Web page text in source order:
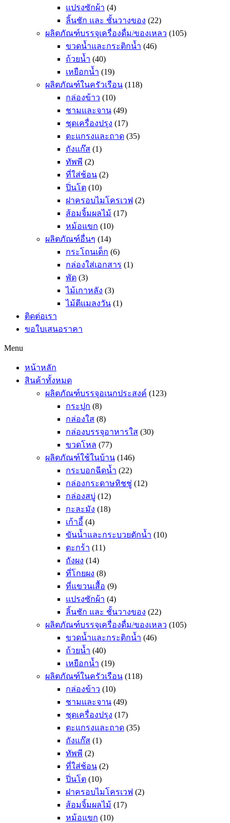
แปรงซักผ้า (4)
ลิ้นชัก และ ชั้นวางของ (22)
ผลิตภัณฑ์บรรจุเครื่องดื่ม/ของเหลว (105)
ขวดน้ำและกระติกน้ำ (46)
ถ้วยน้ำ (40)
เหยือกน้ำ (19)
ผลิตภัณฑ์ในครัวเรือน (118)
กล่องข้าว (10)
ชามและจาน (49)
ชุดเครื่องปรุง (17)
ตะแกรงและถาด (35)
ถังแก๊ส (1)
ทัพพี (2)
ที่ใส่ช้อน (2)
ปิ่นโต (10)
ฝาครอบไมโครเวฟ (2)
ส้อมจิ้มผลไม้ (17)
หม้อแขก (10)
ผลิตภัณฑ์อื่นๆ (14)
กระโถนเด็ก (6)
กล่องใส่เอกสาร (1)
พัด (3)
ไม้เกาหลัง (3)
ไม้ตีแมลงวัน (1)
ติดต่อเรา
ขอใบเสนอราคา
Menu
หน้าหลัก
สินค้าทั้งหมด
ผลิตภัณฑ์บรรจุอเนกประสงค์ (123)
กระปุก (8)
กล่องใส (8)
กล่องบรรจุอาหารใส (30)
ขวดโหล (77)
ผลิตภัณฑ์ใช้ในบ้าน (146)
กระบอกฉีดน้ำ (22)
กล่องกระดาษทิชชู่ (12)
กล่องสบู่ (12)
กะละมัง (18)
เก้าอี้ (4)
ขันน้ำและกระบวยตักน้ำ (10)
ตะกร้า (11)
ถังผง (14)
ที่โกยผง (8)
ที่แขวนเสื้อ (9)
แปรงซักผ้า (4)
ลิ้นชัก และ ชั้นวางของ (22)
ผลิตภัณฑ์บรรจุเครื่องดื่ม/ของเหลว (105)
ขวดน้ำและกระติกน้ำ (46)
ถ้วยน้ำ (40)
เหยือกน้ำ (19)
ผลิตภัณฑ์ในครัวเรือน (118)
กล่องข้าว (10)
ชามและจาน (49)
ชุดเครื่องปรุง (17)
ตะแกรงและถาด (35)
ถังแก๊ส (1)
ทัพพี (2)
ที่ใส่ช้อน (2)
ปิ่นโต (10)
ฝาครอบไมโครเวฟ (2)
ส้อมจิ้มผลไม้ (17)
หม้อแขก (10)